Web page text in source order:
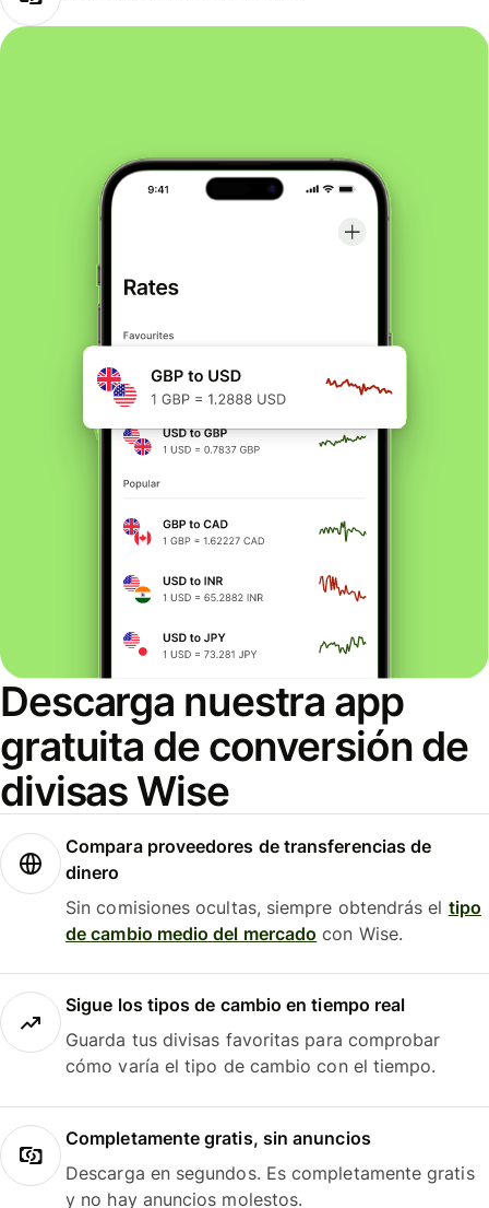
Descarga nuestra app
gratuita de conversión de
divisas Wise
Compara proveedores de transferencias de
dinero
Sin comisiones ocultas, siempre obtendrás el tipo
de cambio medio del mercado con Wise.
Sigue los tipos de cambio en tiempo real
Guarda tus divisas favoritas para comprobar
cómo varía el tipo de cambio con el tiempo.
Completamente gratis, sin anuncios
Descarga en segundos. Es completamente gratis
y no hay anuncios molestos.